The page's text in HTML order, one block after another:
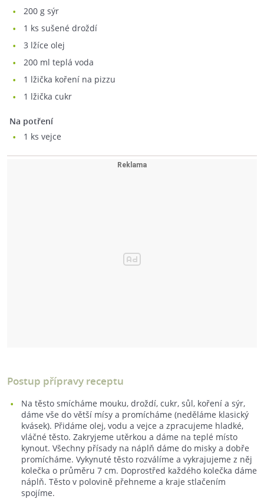
200 g sýr
1 ks sušené droždí
3 lžíce olej
200 ml teplá voda
1 lžička koření na pizzu
1 lžička cukr
Na potření
1 ks vejce
Postup přípravy receptu
Na těsto smícháme mouku, droždí, cukr, sůl, koření a sýr,
dáme vše do větší mísy a promícháme (neděláme klasický
kvásek). Přidáme olej, vodu a vejce a zpracujeme hladké,
vláčné těsto. Zakryjeme utěrkou a dáme na teplé místo
kynout. Všechny přísady na náplň dáme do misky a dobře
promícháme. Vykynuté těsto rozválíme a vykrajujeme z něj
kolečka o průměru 7 cm. Doprostřed každého kolečka dáme
náplň. Těsto v polovině přehneme a kraje stlačením
spojíme.